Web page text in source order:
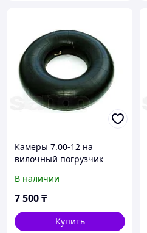
Камеры 7.00-12 на
вилочный погрузчик
В наличии
7 500₸
Купить